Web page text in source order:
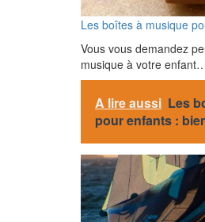
Les boîtes à musique
Vous vous demandez
musique à votre
A lire aussi Les
pour enfants :